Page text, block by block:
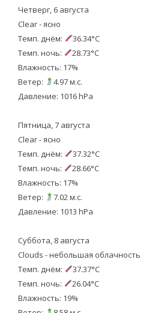
Четверг, 6 августа
Clear - ясно
Темп. днём:
36.34°C
Темп. ночь:
28.73°C
Влажность: 17%
Ветер:
4.97 м.с.
Давление: 1016 hPa
Пятница, 7 августа
Clear - ясно
Темп. днём:
37.32°C
Темп. ночь:
28.66°C
Влажность: 17%
Ветер:
7.02 м.с.
Давление: 1013 hPa
Суббота, 8 августа
Clouds - небольшая облачность
Темп. днём:
37.37°C
Темп. ночь:
26.04°C
Влажность: 19%